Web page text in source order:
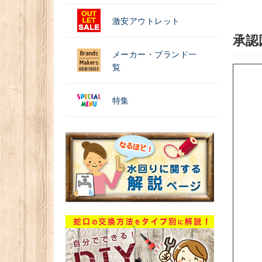
激安アウトレット
メーカー・ブランド一
覧
特集
承認